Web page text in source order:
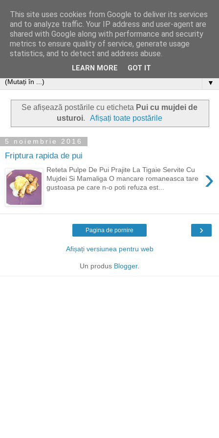
▼
Se afișează postările cu eticheta Pui cu mujdei de
usturoi. Afișați toate postările
5 noiembrie 2016
Friptura rapida de pui
›
Reteta Pulpe De Pui Prajite La Tigaie Servite Cu
Mujdei Si Mamaliga O mancare romaneasca tare
gustoasa pe care n-o poti refuza est...
›
Pagina de pornire
Afișați versiunea pentru web
Un produs Blogger.
This site uses cookies from Google to deliver its services
and to analyze traffic. Your IP address and user-agent are
shared with Google along with performance and security
metrics to ensure quality of service, generate usage
statistics, and to detect and address abuse.
LEARN MORE GOT IT